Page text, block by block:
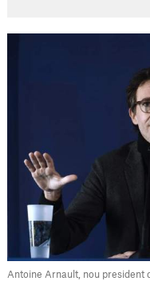
Antoine Arnault, nou president